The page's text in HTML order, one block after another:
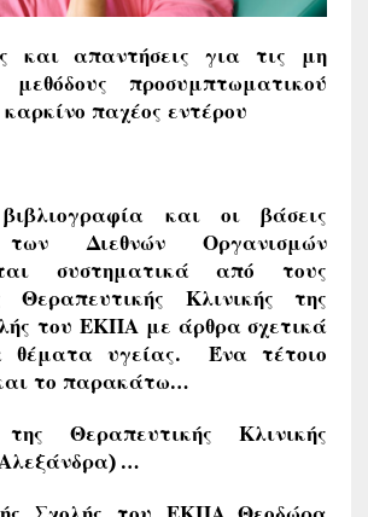
και απαντήσεις για τις μη
μεθόδους προσυμπτωματικού
παχέος εντέρου
και οι βάσεις
των Διεθνών Οργανισμών
συστηματικά από τους
Θεραπευτικής Κλινικήςτης
του ΕΚΠΑ με άρθρα σχετικά
θέματα υγείας. Ένα τέτοιο
το παρακάτω…
Θεραπευτικής Κλινικής
…